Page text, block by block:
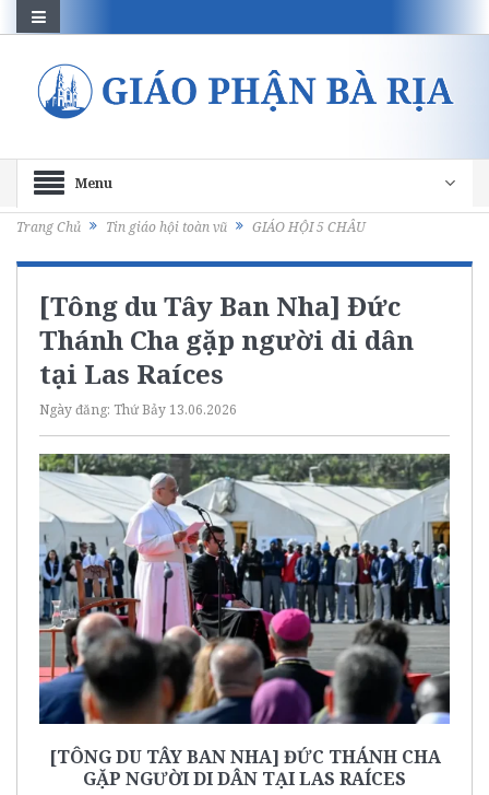
Menu
Trang Chủ Tin giáo hội toàn vũ GIÁO HỘI 5 CHÂU
[Tông du Tây Ban Nha] Đức
Thánh Cha gặp người di dân
tại Las Raíces
Ngày đăng: Thứ Bảy 13.06.2026
[TÔNG DU TÂY BAN NHA] ĐỨC THÁNH CHA
GẶP NGƯỜI DI DÂN TẠI LAS RAÍCES